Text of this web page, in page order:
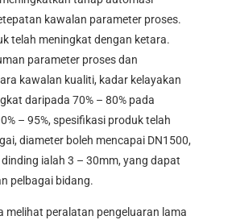
kawalan parameter proses.
telah meningkat dengan ketara.
parameter proses dan
kawalan kualiti, kadar kelayakan
daripada 70% – 80% pada
– 95%, spesifikasi produk telah
diameter boleh mencapai DN1500,
ialah 3 – 30mm, yang dapat
pelbagai bidang.
melihat peralatan pengeluaran lama